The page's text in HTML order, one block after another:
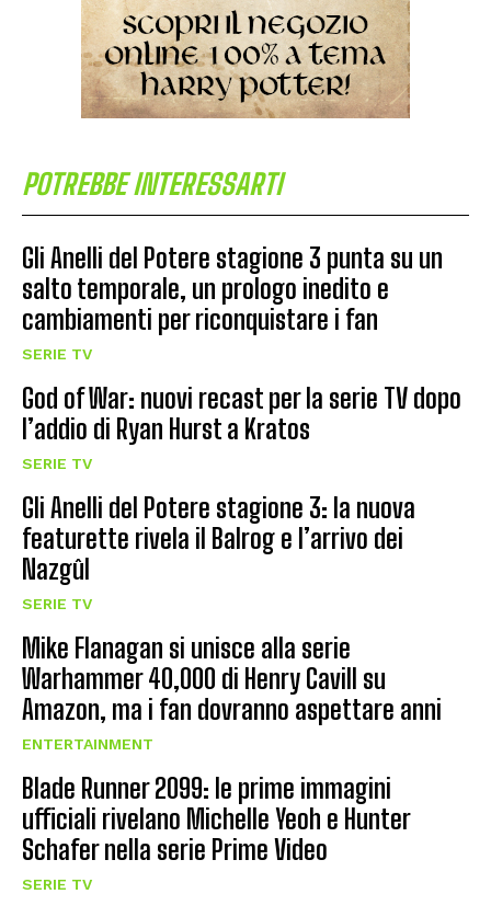
POTREBBE INTERESSARTI
Gli Anelli del Potere stagione 3 punta su un
salto temporale, un prologo inedito e
cambiamenti per riconquistare i fan
SERIE TV
God of War: nuovi recast per la serie TV dopo
l’addio di Ryan Hurst a Kratos
SERIE TV
Gli Anelli del Potere stagione 3: la nuova
featurette rivela il Balrog e l’arrivo dei
Nazgûl
SERIE TV
Mike Flanagan si unisce alla serie
Warhammer 40,000 di Henry Cavill su
Amazon, ma i fan dovranno aspettare anni
ENTERTAINMENT
Blade Runner 2099: le prime immagini
ufficiali rivelano Michelle Yeoh e Hunter
Schafer nella serie Prime Video
SERIE TV